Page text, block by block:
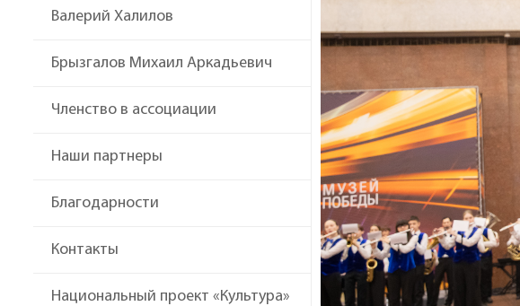
Валерий Халилов
Брызгалов Михаил Аркадьевич
Членство в ассоциации
Наши партнеры
Благодарности
Контакты
Национальный проект «Культура»